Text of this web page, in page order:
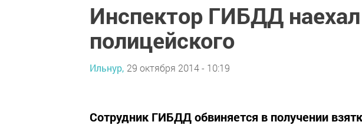
Инспектор ГИБДД
полицейского
Ильнур, 29 октября 2014 - 10:19
Сотрудник ГИБДД обвиняется в получении